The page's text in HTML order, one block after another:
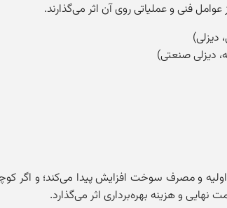
فنی و عملیاتی روی آن اثر می‌گذارند.
دیزلی)
دیزلی صنعتی)
و مصرف سوخت افزایش پیدا می‌کند؛ و اگر
و هزینه بهره‌برداری اثر می‌گذارد.